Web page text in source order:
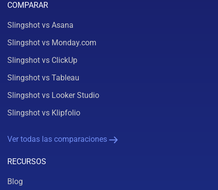
COMPARAR
Slingshot vs Asana
Slingshot vs Monday.com
Slingshot vs ClickUp
Slingshot vs Tableau
Slingshot vs Looker Studio
Slingshot vs Klipfolio
Ver todas las comparaciones
RECURSOS
Blog